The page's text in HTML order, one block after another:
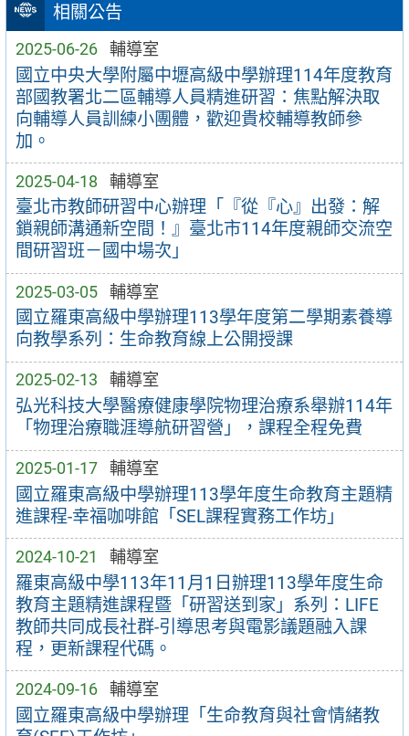
相關公告
2025-06-26 輔導室
國立中央大學附屬中壢高級中學辦理114年度教育
部國教署北二區輔導人員精進研習：焦點解決取
向輔導人員訓練小團體，歡迎貴校輔導教師參
加。
2025-04-18 輔導室
臺北市教師研習中心辦理「『從『心』出發：解
鎖親師溝通新空間！』臺北市114年度親師交流空
間研習班－國中場次」
2025-03-05 輔導室
國立羅東高級中學辦理113學年度第二學期素養導
向教學系列：生命教育線上公開授課
2025-02-13 輔導室
弘光科技大學醫療健康學院物理治療系舉辦114年
「物理治療職涯導航研習營」，課程全程免費
2025-01-17 輔導室
國立羅東高級中學辦理113學年度生命教育主題精
進課程-幸福咖啡館「SEL課程實務工作坊」
2024-10-21 輔導室
羅東高級中學113年11月1日辦理113學年度生命
教育主題精進課程暨「研習送到家」系列：LIFE
教師共同成長社群-引導思考與電影議題融入課
程，更新課程代碼。
2024-09-16 輔導室
國立羅東高級中學辦理「生命教育與社會情緒教